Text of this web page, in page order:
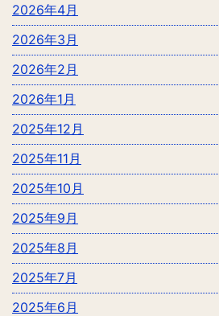
2026年4月
2026年3月
2026年2月
2026年1月
2025年12月
2025年11月
2025年10月
2025年9月
2025年8月
2025年7月
2025年6月